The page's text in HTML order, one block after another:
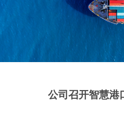
公司召开智慧港